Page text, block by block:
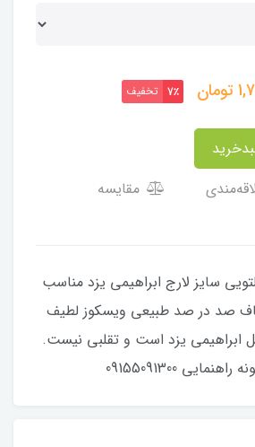
تومان 7٪ تخفیف
مقایسه
سایز لارج ابراهیمی یزد مناسب
تا 48 با الیاف صد در صد طبیعی ویسکوز لطیف
ابراهیمی یزد است و تقلبی نیست.
09155091300